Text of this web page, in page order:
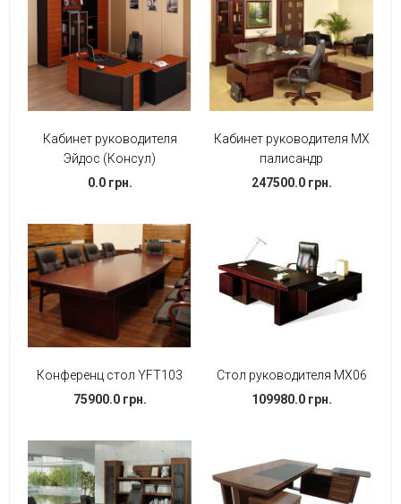
Кабинет руководителя
Эйдос (Консул)
0.0 грн.
Кабинет руководителя МХ
палисандр
247500.0 грн.
Конференц стол YFT103
75900.0 грн.
Стол руководителя МХ06
109980.0 грн.